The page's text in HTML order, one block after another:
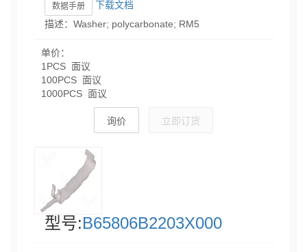
数据手册
下载文档
描述：Washer; polycarbonate; RM5
单价：
1PCS 面议
100PCS 面议
1000PCS 面议
询价 立即订货
型号:B65806B2203X000